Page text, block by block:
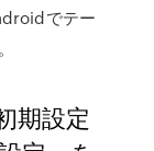
でテー
期設定